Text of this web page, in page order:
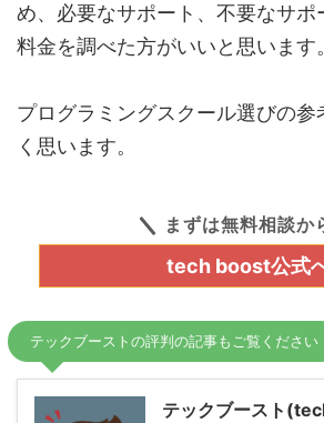
め、必要なサポート、不要なサポ
料金を調べた方がいいと思います。
プログラミングスクール選びの参
く思います。
まずは無料相談か
tech boost公式
テックブーストの評判の記事もご覧ください
テックブースト